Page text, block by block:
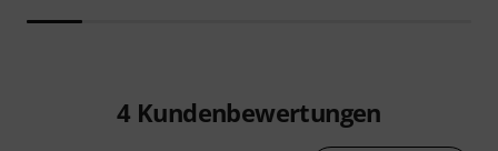
4 Kundenbewertungen